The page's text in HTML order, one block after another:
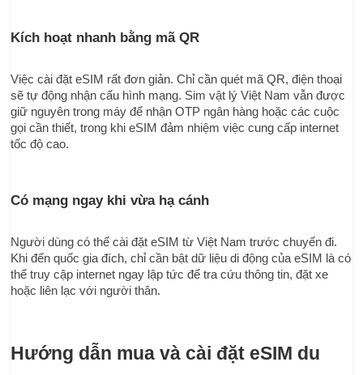
Kích hoạt nhanh bằng mã QR
Việc cài đặt eSIM rất đơn giản. Chỉ cần quét mã QR, điện thoại
sẽ tự động nhận cấu hình mạng. Sim vật lý Việt Nam vẫn được
giữ nguyên trong máy để nhận OTP ngân hàng hoặc các cuộc
gọi cần thiết, trong khi eSIM đảm nhiệm việc cung cấp internet
tốc độ cao.
Có mạng ngay khi vừa hạ cánh
Người dùng có thể cài đặt eSIM từ Việt Nam trước chuyến đi.
Khi đến quốc gia đích, chỉ cần bật dữ liệu di động của eSIM là có
thể truy cập internet ngay lập tức để tra cứu thông tin, đặt xe
hoặc liên lạc với người thân.
Hướng dẫn mua và cài đặt eSIM du